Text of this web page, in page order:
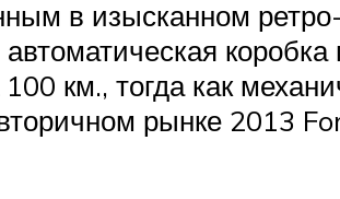
в изысканном
км., тогда как
рынке 2013